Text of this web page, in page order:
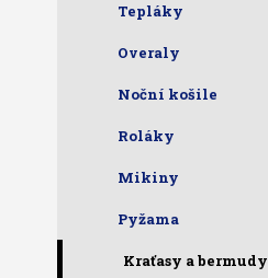
Tepláky
Overaly
Noční košile
Roláky
Mikiny
Pyžama
Kraťasy a bermudy